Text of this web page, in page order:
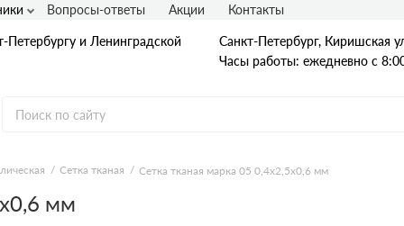
Петербургу и Ленинградской
Санкт-Петербург, Киришская
Часы работы: ежедневно с
Гладкая А1
Вопросы-ответы Акции Контакты
Сетка тканая Сетка тканая марка 05 0,4х2,5х0,6 мм
мм